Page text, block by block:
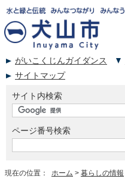
がいこくじんガイダンス
サイトマップ
サイト内検索
ページ番号検索
現在の位置： ホーム > 暮らしの情報